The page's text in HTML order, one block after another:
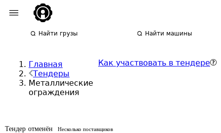
Найти грузы Найти машины
Главная
Тендеры
Металлические
ограждения
Как участвовать в тендере
Тендер отменён Несколько поставщиков